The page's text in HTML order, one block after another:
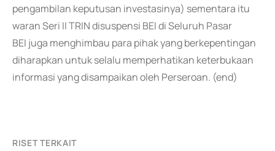
pengambilan keputusan investasinya) sementara itu
waran Seri II TRIN disuspensi BEI di Seluruh Pasar
BEI juga menghimbau para pihak yang berkepentingan
diharapkan untuk selalu memperhatikan keterbukaan
informasi yang disampaikan oleh Perseroan. (end)
RISET TERKAIT